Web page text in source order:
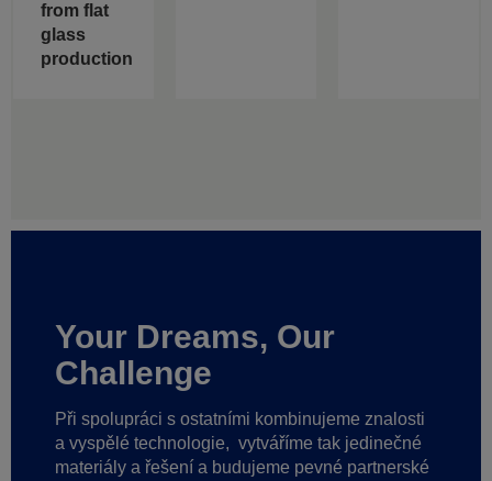
from flat
glass
production
Your Dreams, Our
Challenge
Při spolupráci s ostatními kombinujeme znalosti
a vyspělé technologie, vytváříme tak jedinečné
materiály a řešení a budujeme pevné partnerské